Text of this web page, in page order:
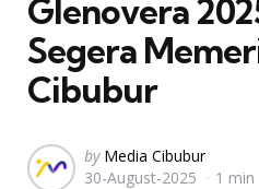
Glenovera
Segera
Cibubur
Posted
by
by Media Cibubur
30-August-2025
1 min